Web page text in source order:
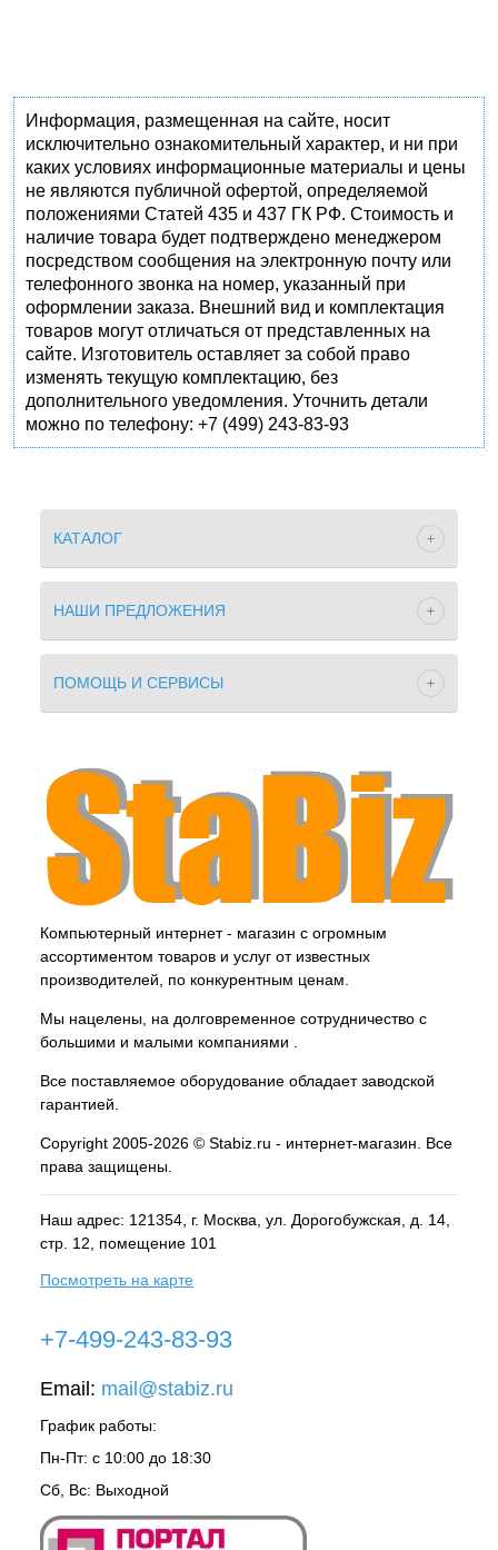
Информация, размещенная на сайте, носит
исключительно ознакомительный характер, и ни при
каких условиях информационные материалы и цены
не являются публичной офертой, определяемой
положениями Статей 435 и 437 ГК РФ. Стоимость и
наличие товара будет подтверждено менеджером
посредством сообщения на электронную почту или
телефонного звонка на номер, указанный при
оформлении заказа. Внешний вид и комплектация
товаров могут отличаться от представленных на
сайте. Изготовитель оставляет за собой право
изменять текущую комплектацию, без
дополнительного уведомления. Уточнить детали
можно по телефону: +7 (499) 243-83-93
КАТАЛОГ
НАШИ ПРЕДЛОЖЕНИЯ
ПОМОЩЬ И СЕРВИСЫ
Компьютерный интернет - магазин с огромным
ассортиментом товаров и услуг от известных
производителей, по конкурентным ценам.
Мы нацелены, на долговременное сотрудничество с
большими и малыми компаниями .
Все поставляемое оборудование обладает заводской
гарантией.
Copyright 2005-2026 © Stabiz.ru - интернет-магазин. Все
права защищены.
Наш адрес: 121354, г. Москва , ул. Дорогобужская, д. 14,
стр. 12, помещение 101
Посмотреть на карте
+7-499-243-83-93
Email: mail@stabiz.ru
График работы:
Пн-Пт: с 10:00 до 18:30
Сб, Вс: Выходной